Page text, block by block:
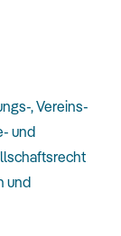
, Vereins-
und
und